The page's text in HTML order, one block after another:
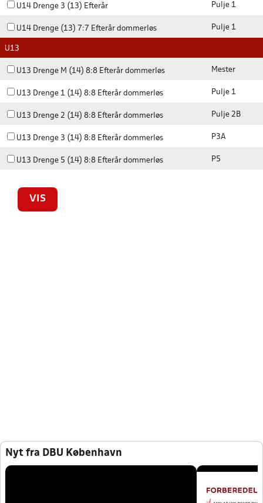
U14 Drenge 3 (13) Efterår Pulje 1
U14 Drenge (13) 7:7 Efterår dommerløs Pulje 1
U13
U13 Drenge M (14) 8:8 Efterår dommerløs Mester
U13 Drenge 1 (14) 8:8 Efterår dommerløs Pulje 1
U13 Drenge 2 (14) 8:8 Efterår dommerløs Pulje 2B
U13 Drenge 3 (14) 8:8 Efterår dommerløs P3A
U13 Drenge 5 (14) 8:8 Efterår dommerløs P5
VIS
Nyt fra DBU København